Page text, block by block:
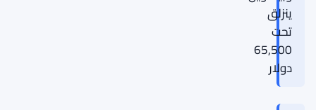
ينزلق
تحت
65,500
دولار